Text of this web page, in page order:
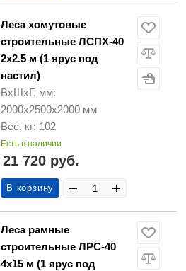
Леса хомутовые
строительные ЛСПХ-40
2х2.5 м (1 ярус под
настил)
ВхШхГ, мм:
2000х2500х2000 мм
Вес, кг: 102
Есть в наличии
21 720 руб.
В корзину
Леса рамные
строительные ЛРС-40
4х15 м (1 ярус под